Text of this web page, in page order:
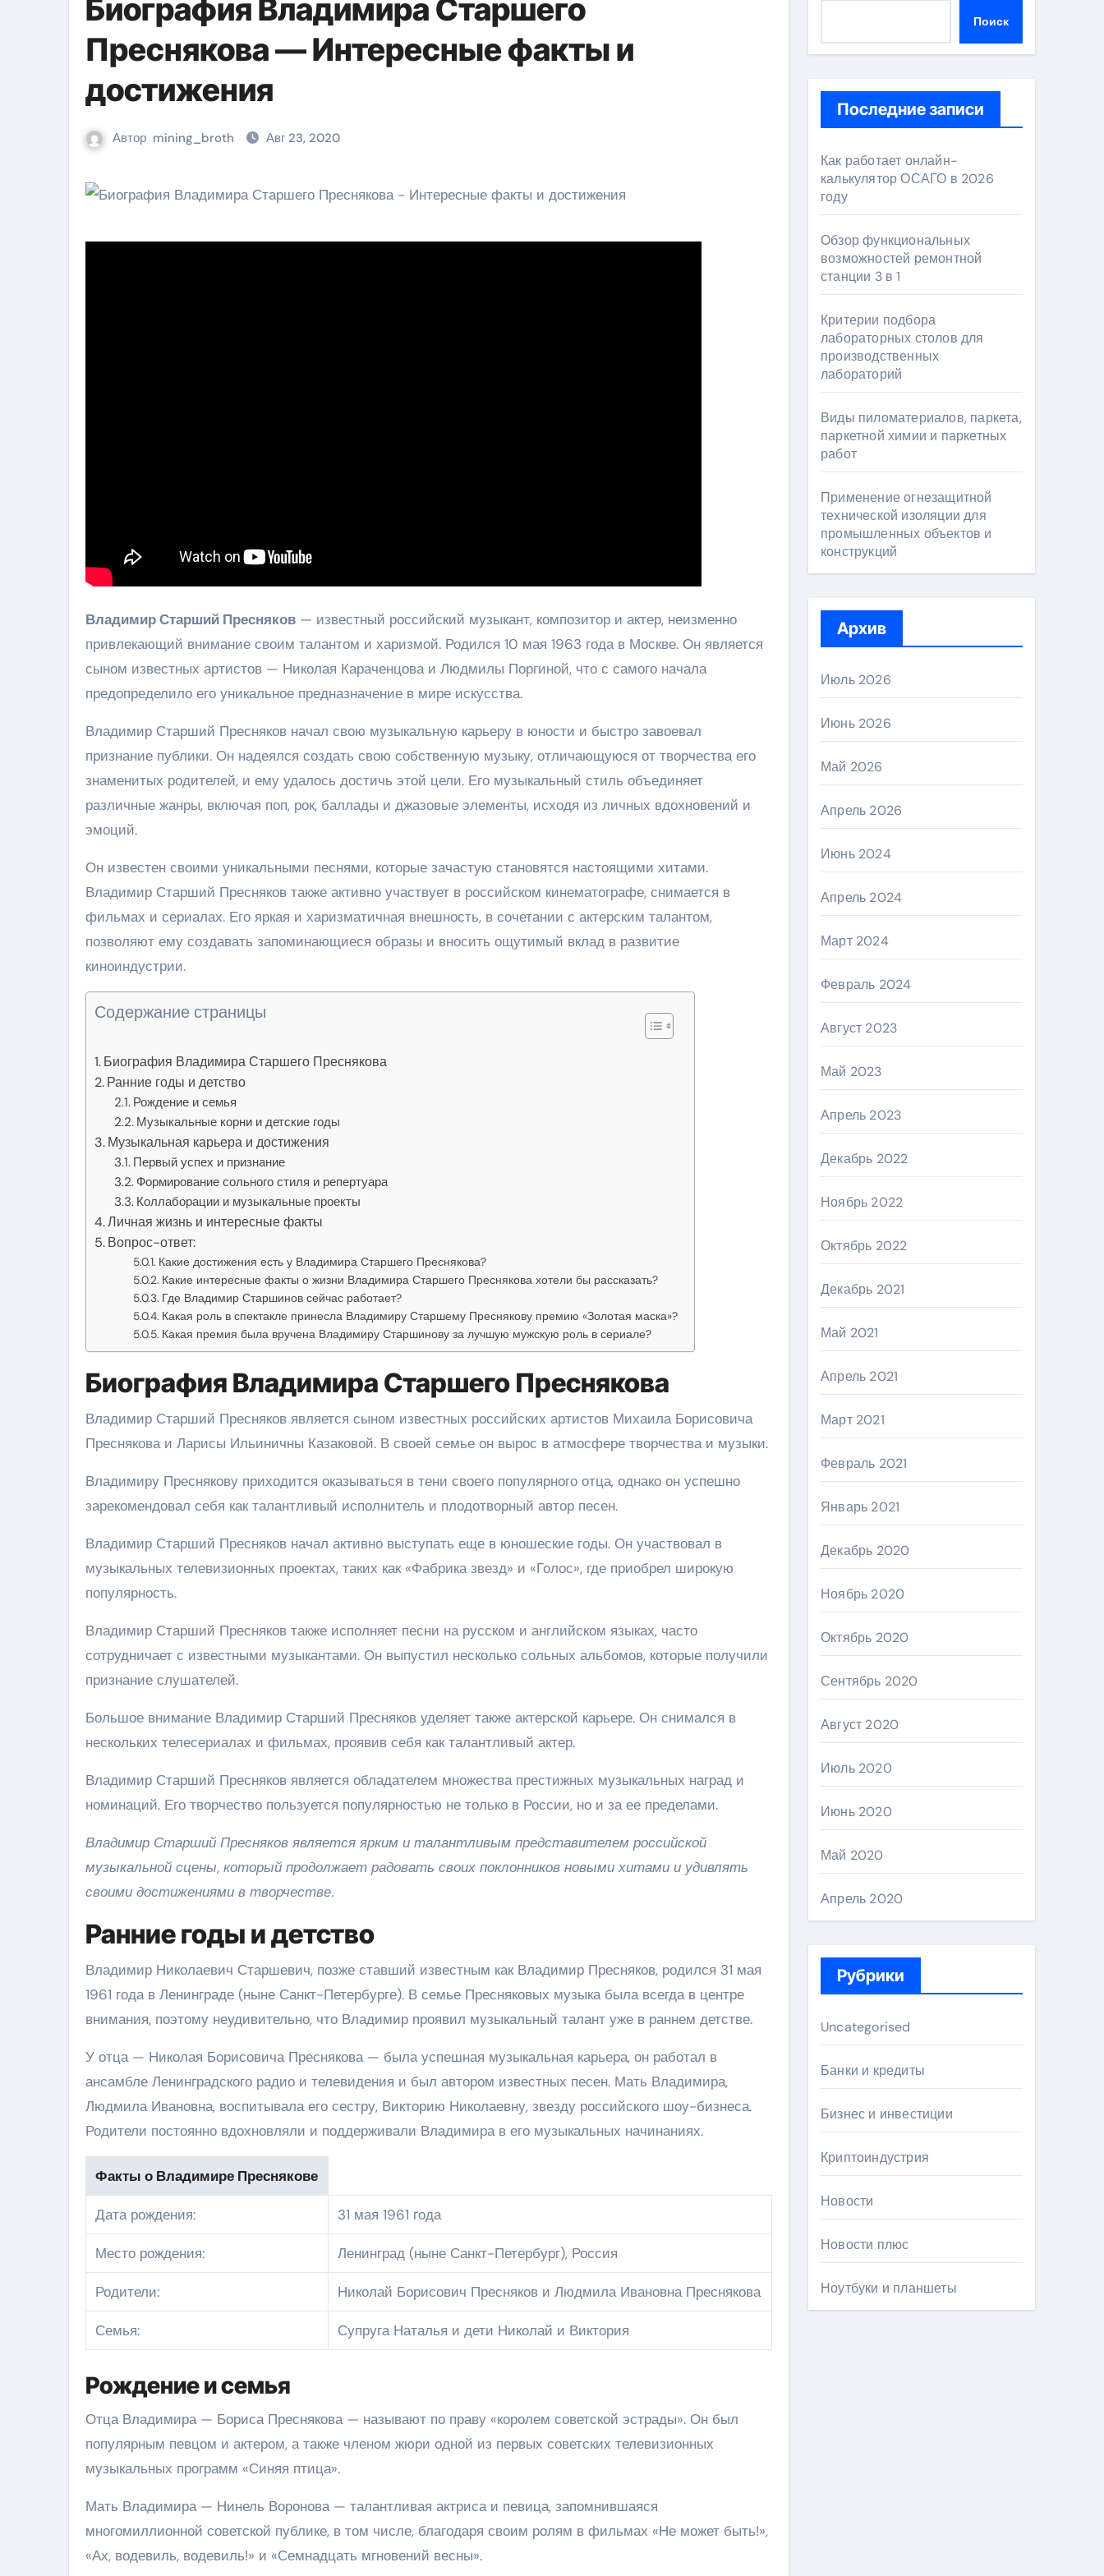
Биография Владимира Старшего
Преснякова — Интересные факты и
достижения
Автор mining_broth Авг 23, 2020
Владимир Старший Пресняков — известный российский музыкант, композитор и актер, неизменно
привлекающий внимание своим талантом и харизмой. Родился 10 мая 1963 года в Москве. Он является
сыном известных артистов — Николая Караченцова и Людмилы Поргиной, что с самого начала
предопределило его уникальное предназначение в мире искусства.
Владимир Старший Пресняков начал свою музыкальную карьеру в юности и быстро завоевал
признание публики. Он надеялся создать свою собственную музыку, отличающуюся от творчества его
знаменитых родителей, и ему удалось достичь этой цели. Его музыкальный стиль объединяет
различные жанры, включая поп, рок, баллады и джазовые элементы, исходя из личных вдохновений и
эмоций.
Он известен своими уникальными песнями, которые зачастую становятся настоящими хитами.
Владимир Старший Пресняков также активно участвует в российском кинематографе, снимается в
фильмах и сериалах. Его яркая и харизматичная внешность, в сочетании с актерским талантом,
позволяют ему создавать запоминающиеся образы и вносить ощутимый вклад в развитие
киноиндустрии.
Содержание страницы
Биография Владимира Старшего Преснякова
Ранние годы и детство
Рождение и семья
Музыкальные корни и детские годы
Музыкальная карьера и достижения
Первый успех и признание
Формирование сольного стиля и репертуара
Коллаборации и музыкальные проекты
Личная жизнь и интересные факты
Вопрос-ответ:
Какие достижения есть у Владимира Старшего Преснякова?
Какие интересные факты о жизни Владимира Старшего Преснякова хотели бы рассказать?
Где Владимир Старшинов сейчас работает?
Какая роль в спектакле принесла Владимиру Старшему Преснякову премию «Золотая маска»?
Какая премия была вручена Владимиру Старшинову за лучшую мужскую роль в сериале?
Биография Владимира Старшего Преснякова
Владимир Старший Пресняков является сыном известных российских артистов Михаила Борисовича
Преснякова и Ларисы Ильиничны Казаковой. В своей семье он вырос в атмосфере творчества и музыки.
Владимиру Преснякову приходится оказываться в тени своего популярного отца, однако он успешно
зарекомендовал себя как талантливый исполнитель и плодотворный автор песен.
Владимир Старший Пресняков начал активно выступать еще в юношеские годы. Он участвовал в
музыкальных телевизионных проектах, таких как «Фабрика звезд» и «Голос», где приобрел широкую
популярность.
Владимир Старший Пресняков также исполняет песни на русском и английском языках, часто
сотрудничает с известными музыкантами. Он выпустил несколько сольных альбомов, которые получили
признание слушателей.
Большое внимание Владимир Старший Пресняков уделяет также актерской карьере. Он снимался в
нескольких телесериалах и фильмах, проявив себя как талантливый актер.
Владимир Старший Пресняков является обладателем множества престижных музыкальных наград и
номинаций. Его творчество пользуется популярностью не только в России, но и за ее пределами.
Владимир Старший Пресняков является ярким и талантливым представителем российской
музыкальной сцены, который продолжает радовать своих поклонников новыми хитами и удивлять
своими достижениями в творчестве.
Ранние годы и детство
Владимир Николаевич Старшевич, позже ставший известным как Владимир Пресняков, родился 31 мая
1961 года в Ленинграде (ныне Санкт-Петербурге). В семье Пресняковых музыка была всегда в центре
внимания, поэтому неудивительно, что Владимир проявил музыкальный талант уже в раннем детстве.
У отца — Николая Борисовича Преснякова — была успешная музыкальная карьера, он работал в
ансамбле Ленинградского радио и телевидения и был автором известных песен. Мать Владимира,
Людмила Ивановна, воспитывала его сестру, Викторию Николаевну, звезду российского шоу-бизнеса.
Родители постоянно вдохновляли и поддерживали Владимира в его музыкальных начинаниях.
Факты о Владимире Преснякове
Дата рождения: 31 мая 1961 года
Место рождения: Ленинград (ныне Санкт-Петербург), Россия
Родители: Николай Борисович Пресняков и Людмила Ивановна Преснякова
Семья: Супруга Наталья и дети Николай и Виктория
Рождение и семья
Отца Владимира — Бориса Преснякова — называют по праву «королем советской эстрады». Он был
популярным певцом и актером, а также членом жюри одной из первых советских телевизионных
музыкальных программ «Синяя птица».
Мать Владимира — Нинель Воронова — талантливая актриса и певица, запомнившаяся
многомиллионной советской публике, в том числе, благодаря своим ролям в фильмах «Не может быть!»,
«Ах, водевиль, водевиль!» и «Семнадцать мгновений весны».
Поиск
Последние записи
Как работает онлайн-
калькулятор ОСАГО в 2026
году
Обзор функциональных
возможностей ремонтной
станции 3 в 1
Критерии подбора
лабораторных столов для
производственных
лабораторий
Виды пиломатериалов, паркета,
паркетной химии и паркетных
работ
Применение огнезащитной
технической изоляции для
промышленных объектов и
конструкций
Архив
Июль 2026
Июнь 2026
Май 2026
Апрель 2026
Июнь 2024
Апрель 2024
Март 2024
Февраль 2024
Август 2023
Май 2023
Апрель 2023
Декабрь 2022
Ноябрь 2022
Октябрь 2022
Декабрь 2021
Май 2021
Апрель 2021
Март 2021
Февраль 2021
Январь 2021
Декабрь 2020
Ноябрь 2020
Октябрь 2020
Сентябрь 2020
Август 2020
Июль 2020
Июнь 2020
Май 2020
Апрель 2020
Рубрики
Uncategorised
Банки и кредиты
Бизнес и инвестиции
Криптоиндустрия
Новости
Новости плюс
Ноутбуки и планшеты